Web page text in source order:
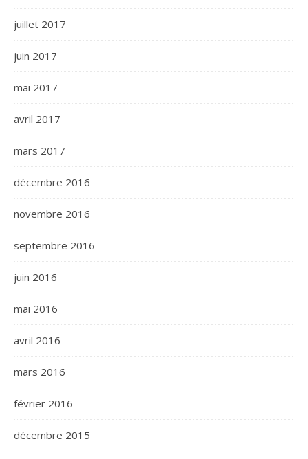
juillet 2017
juin 2017
mai 2017
avril 2017
mars 2017
décembre 2016
novembre 2016
septembre 2016
juin 2016
mai 2016
avril 2016
mars 2016
février 2016
décembre 2015